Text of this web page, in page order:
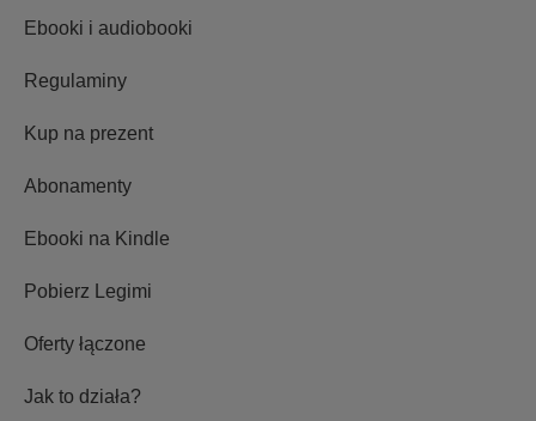
Ebooki i audiobooki
Regulaminy
Kup na prezent
Abonamenty
Ebooki na Kindle
Pobierz Legimi
Oferty łączone
Jak to działa?